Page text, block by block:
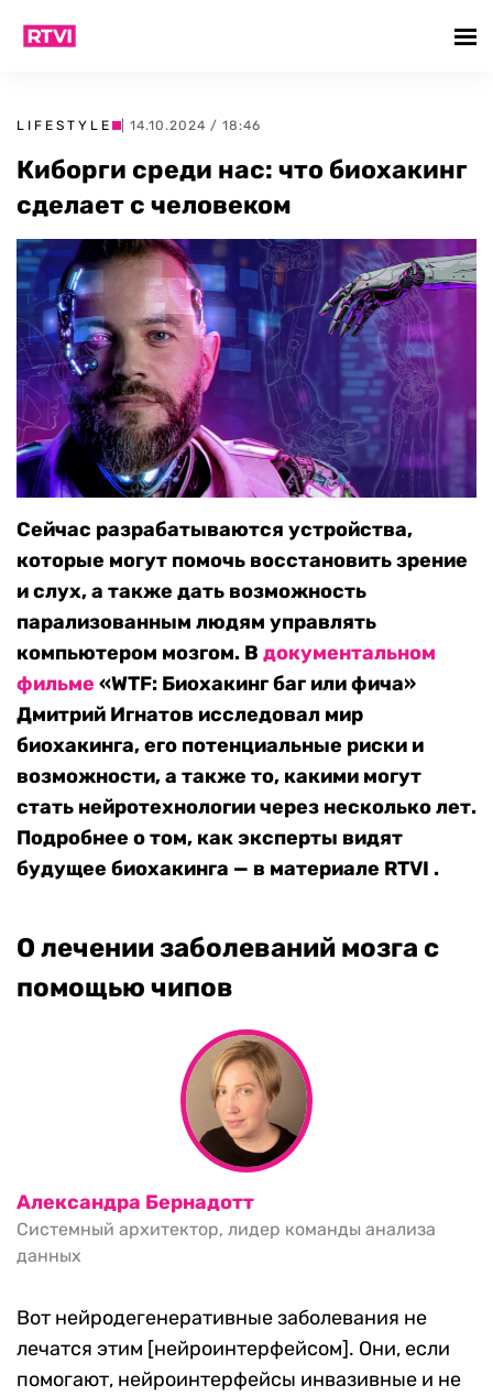
LIFESTYLE | 14.10.2024 / 18:46
Киборги среди нас: что биохакинг
сделает с человеком
Сейчас разрабатываются устройства,
которые могут помочь восстановить зрение
и слух, а также дать возможность
парализованным людям управлять
компьютером мозгом. В документальном
фильме «WTF: Биохакинг баг или фича»
Дмитрий Игнатов исследовал мир
биохакинга, его потенциальные риски и
возможности, а также то, какими могут
стать нейротехнологии через несколько лет.
Подробнее о том, как эксперты видят
будущее биохакинга — в материале RTVI .
О лечении заболеваний мозга с
помощью чипов
Александра Бернадотт
Системный архитектор, лидер команды анализа
данных
Вот нейродегенеративные заболевания не
лечатся этим [нейроинтерфейсом]. Они, если
помогают, нейроинтерфейсы инвазивные и не